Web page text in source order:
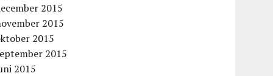
2015
2015
2015
2015
2015